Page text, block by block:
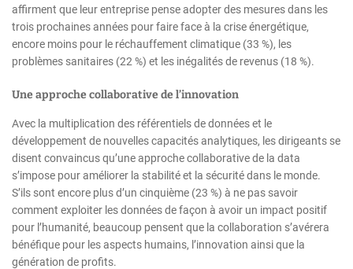
affirment que leur entreprise pense adopter des mesures dans les
trois prochaines années pour faire face à la crise énergétique,
encore moins pour le réchauffement climatique (33 %), les
problèmes sanitaires (22 %) et les inégalités de revenus (18 %).
Une approche collaborative de l’innovation
Avec la multiplication des référentiels de données et le
développement de nouvelles capacités analytiques, les dirigeants se
disent convaincus qu’une approche collaborative de la data
s’impose pour améliorer la stabilité et la sécurité dans le monde.
S’ils sont encore plus d’un cinquième (23 %) à ne pas savoir
comment exploiter les données de façon à avoir un impact positif
pour l’humanité, beaucoup pensent que la collaboration s’avérera
bénéfique pour les aspects humains, l’innovation ainsi que la
génération de profits.